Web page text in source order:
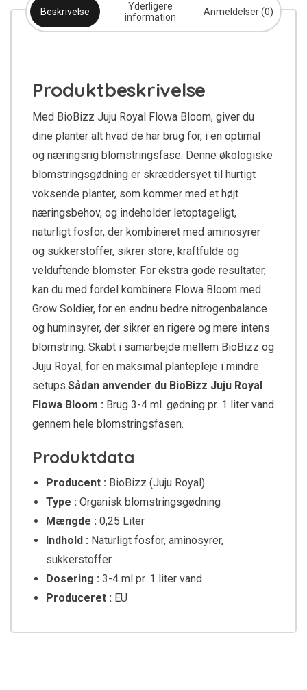
Beskrivelse
Yderligere
information
Anmeldelser (0)
Produktbeskrivelse
Med BioBizz Juju Royal Flowa Bloom, giver du
dine planter alt hvad de har brug for, i en optimal
og næringsrig blomstringsfase. Denne økologiske
blomstringsgødning er skræddersyet til hurtigt
voksende planter, som kommer med et højt
næringsbehov, og indeholder letoptageligt,
naturligt fosfor, der kombineret med aminosyrer
og sukkerstoffer, sikrer store, kraftfulde og
velduftende blomster. For ekstra gode resultater,
kan du med fordel kombinere Flowa Bloom med
Grow Soldier, for en endnu bedre nitrogenbalance
og huminsyrer, der sikrer en rigere og mere intens
blomstring. Skabt i samarbejde mellem BioBizz og
Juju Royal, for en maksimal plantepleje i mindre
setups.Sådan anvender du BioBizz Juju Royal
Flowa Bloom : Brug 3-4 ml. gødning pr. 1 liter vand
gennem hele blomstringsfasen.
Produktdata
Producent : BioBizz (Juju Royal)
Type : Organisk blomstringsgødning
Mængde : 0,25 Liter
Indhold : Naturligt fosfor, aminosyrer,
sukkerstoffer
Dosering : 3-4 ml pr. 1 liter vand
Produceret : EU